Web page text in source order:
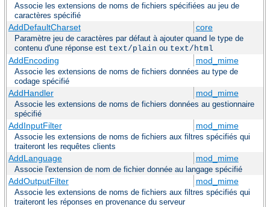
Associe les extensions de noms de fichiers spécifiées au jeu de
caractères spécifié
AddDefaultCharset core
Paramètre jeu de caractères par défaut à ajouter quand le type de
contenu d'une réponse est text/plain ou text/html
AddEncoding mod_mime
Associe les extensions de noms de fichiers données au type de
codage spécifié
AddHandler mod_mime
Associe les extensions de noms de fichiers données au gestionnaire
spécifié
AddInputFilter mod_mime
Associe les extensions de noms de fichiers aux filtres spécifiés qui
traiteront les requêtes clients
AddLanguage mod_mime
Associe l'extension de nom de fichier donnée au langage spécifié
AddOutputFilter mod_mime
Associe les extensions de noms de fichiers aux filtres spécifiés qui
traiteront les réponses en provenance du serveur